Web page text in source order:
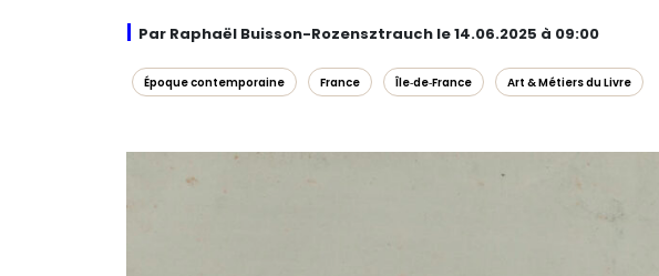
Par Raphaël Buisson-Rozensztrauch le 14.06.2025 à 09:00
Époque contemporaine France Île‑de‑France Art & Métiers du Livre